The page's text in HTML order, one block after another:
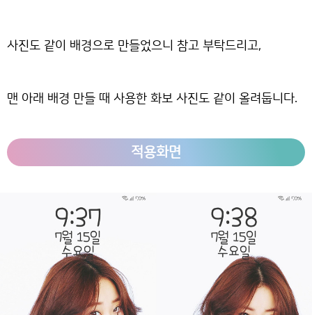
사진도 같이 배경으로 만들었으니 참고 부탁드리고,
맨 아래 배경 만들 때 사용한 화보 사진도 같이 올려둡니다.
적용화면